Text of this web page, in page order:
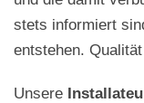
stets informiert
entstehen.
Unsere